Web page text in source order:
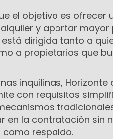
el objetivo es ofrecer
y aportar mayor
dirigida tanto a
a propietarios que
inquilinas, Horizonte
con requisitos
en la contratación sin
como respaldo.